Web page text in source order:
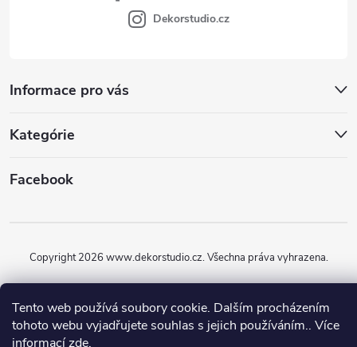
Tento web používá soubory cookie. Dalším procházením
tohoto webu vyjadřujete souhlas s jejich používáním.. Více
informacízde.
Informace pro vás
Kategórie
Facebook
Dekorstudio.cz
Copyright 2026 www.dekorstudio.cz. Všechna práva vyhrazena.